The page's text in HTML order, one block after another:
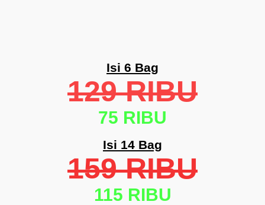
Isi 6 Bag
129 RIBU
75 RIBU
Isi 14 Bag
159 RIBU
115 RIBU